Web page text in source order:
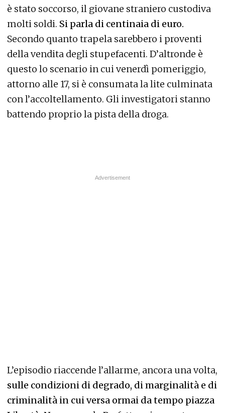
è stato soccorso, il giovane straniero custodiva
molti soldi. Si parla di centinaia di euro.
Secondo quanto trapela sarebbero i proventi
della vendita degli stupefacenti. D’altronde è
questo lo scenario in cui venerdì pomeriggio,
attorno alle 17, si è consumata la lite culminata
con l’accoltellamento. Gli investigatori stanno
battendo proprio la pista della droga.
L’episodio riaccende l’allarme, ancora una volta,
sulle condizioni di degrado, di marginalità e di
criminalità in cui versa ormai da tempo piazza